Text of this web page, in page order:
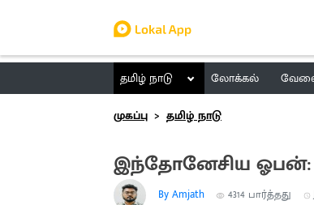
தமிழ் நாடு லோக்கல்
முகப்பு
தமிழ் நாடு
இந்தோனேசிய ஓபன்:
By Amjath 4314 பார்த்தது